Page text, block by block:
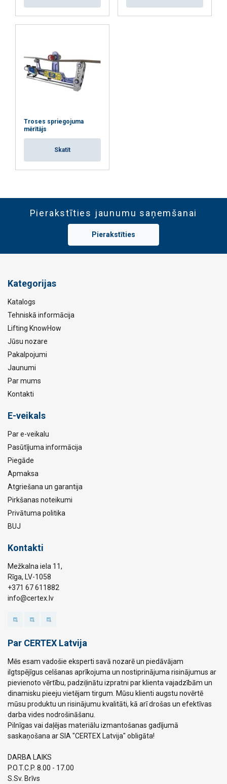
Troses spriegojuma
mērītājs
Skatīt
Pierakstīties jaunumu saņemšanai
Pierakstīties
Kategorijas
Katalogs
Tehniskā informācija
Lifting KnowHow
Jūsu nozare
Pakalpojumi
Jaunumi
Par mums
Kontakti
E-veikals
Par e-veikalu
Pasūtījuma informācija
Piegāde
Apmaksa
Atgriešana un garantija
Pirkšanas noteikumi
Privātuma politika
BUJ
Kontakti
Mežkalna iela 11,
Rīga, LV-1058
+371 67 611882
info@certex.lv
Par CERTEX Latvija
Mēs esam vadošie eksperti savā nozarē un piedāvājam
ilgtspējīgus celšanas aprīkojuma un nostiprinājuma risinājumus ar
pievienoto vērtību, padziļinātu izpratni par klienta vajadzībām un
dinamisku pieeju vietējam tirgum. Mūsu klienti augstu novērtē
mūsu produktu un risinājumu kvalitāti, kā arī drošas un efektīvas
darba vides nodrošināšanu.
Pilnīgas vai daļējas materiālu izmantošanas gadījumā
saskaņošana ar SIA "CERTEX Latvija" obligāta!
DARBA LAIKS
P.O.T.C.P. 8.00 - 17.00
S.Sv. Brīvs